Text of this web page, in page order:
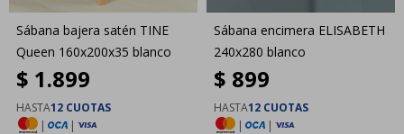
Sábana bajera satén TINE
Queen 160x200x35 blanco
$ 1.899
HASTA12 CUOTAS
|
|
Sábana encimera ELISABETH
240x280 blanco
$ 899
HASTA12 CUOTAS
|
|